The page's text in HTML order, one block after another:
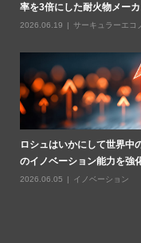
率を3倍にした耐火物メー
2026.06.19 サーキュラーエコ
ロシュはいかにして世界中
のイノベーション能力を強
2026.06.05 イノベーション